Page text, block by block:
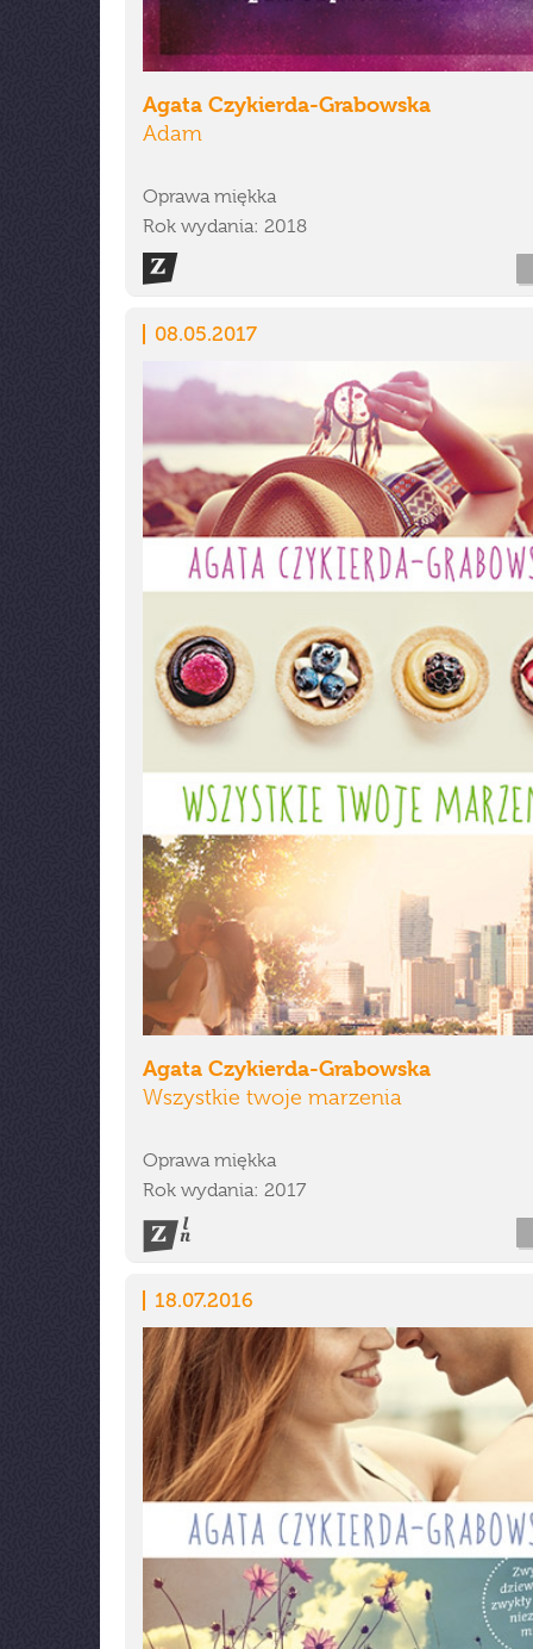
Agata Czykierda-Grabowska
Adam
Oprawa miękka
Rok wydania: 2018
08.05.2017
Agata Czykierda-Grabowska
Wszystkie twoje marzenia
Oprawa miękka
Rok wydania: 2017
18.07.2016